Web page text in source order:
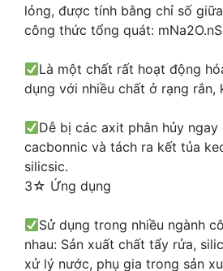
lỏng, được tính bằng chỉ số
công thức tổng quát:
Là một chất rất hoạt động
dụng với nhiều chất ở rạng rắn,
Dễ bị các axit phân hủy
cacbonnic và tách ra kết tủa
silicsic.
3☆ Ứng dụng
Sử dụng trong nhiều ngành
nhau: Sản xuất chất tẩy rửa,
xử lý nước, phụ gia trong sản